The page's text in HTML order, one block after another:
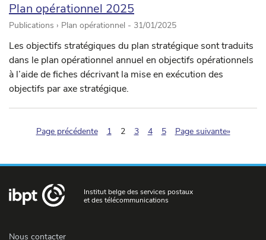
Plan opérationnel 2025
Publications › Plan opérationnel - 31/01/2025
Les objectifs stratégiques du plan stratégique sont traduits
dans le plan opérationnel annuel en objectifs opérationnels
à l’aide de fiches décrivant la mise en exécution des
objectifs par axe stratégique.
Page précédente 1 2(pagination.current)
3 4 5 Page suivante»
Institut belge des services postaux
et des télécommunications
Nous contacter